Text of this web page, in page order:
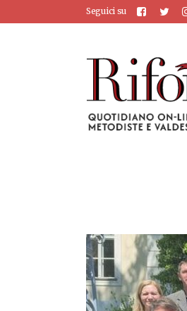
Seguici su